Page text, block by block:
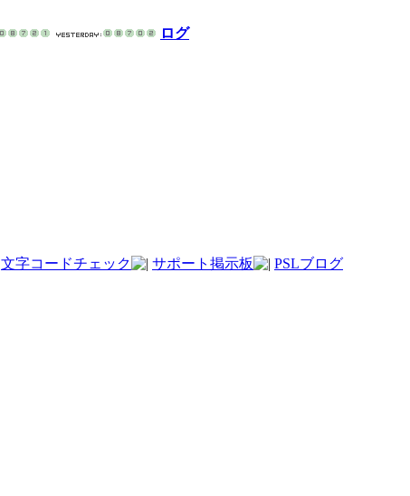
ログ
文字コードチェック サポート掲示板 PSLブログ